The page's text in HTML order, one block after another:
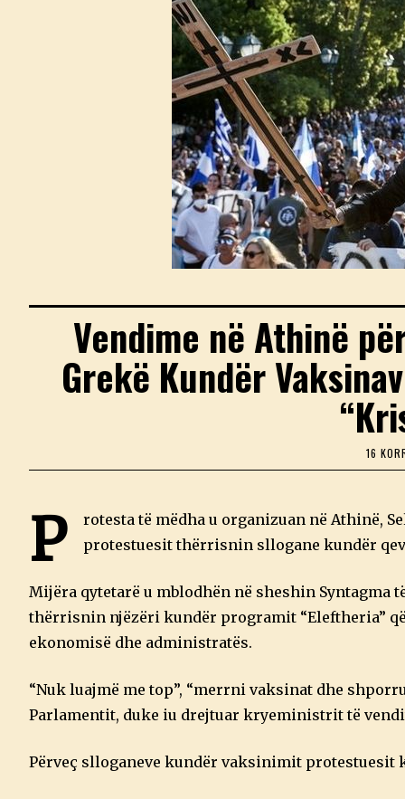
Vendime në Athinë
Grekë Kundër
16
P
rotesta të mëdha u organizuan në Athinë,
protestuesit thërrisnin sllogane kundër
Mijëra qytetarë u mblodhën në sheshin Syntagma
thërrisnin njëzëri kundër programit “Eleftheria”
ekonomisë dhe administratës.
“Nuk luajmë me top”, “merrni vaksinat dhe
Parlamentit, duke iu drejtuar kryeministrit të
Përveç slloganeve kundër vaksinimit protestuesit